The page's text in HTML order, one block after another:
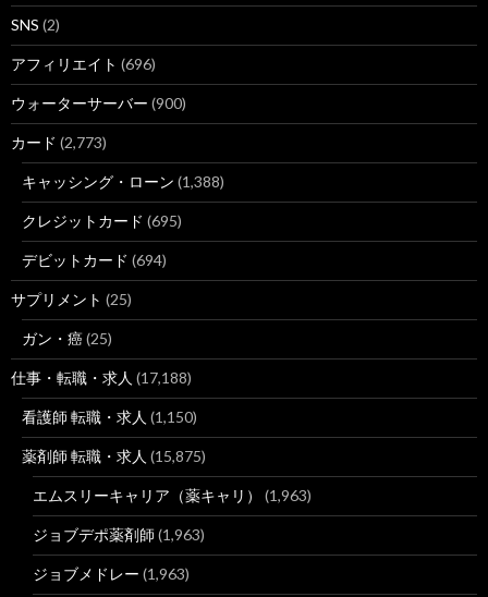
5 https://
神奈川（未経験OK）の求人・転職情報サイト【はたらいく】
6 https:// www.hatalike.jp
＜毎週更新！＞東京の看護師・准看護師の求人・転職情報サイ
7 http://www.hatarako.net/iryo/kangoshi_junkangoshi/kdw32/
看護師・准看護師、シニア（60～）歓迎、派遣の求人（仕事）
7 http:// nanunote.com
介護から看護へ転職した30代男の体験談①離職の4つの理由
SNS (2)
アフィリエイト (696)
ウォーターサーバー (900)
カード (2,773)
キャッシング・ローン (1,388)
クレジットカード (695)
デビットカード (694)
サプリメント (25)
ガン・癌(25)
仕事・転職・求人 (17,188)
看護師 転職・求人 (1,150)
薬剤師 転職・求人 (15,875)
エムスリーキャリア（薬キャリ） (1,963)
ジョブデポ薬剤師 (1,963)
ジョブメドレー (1,963)